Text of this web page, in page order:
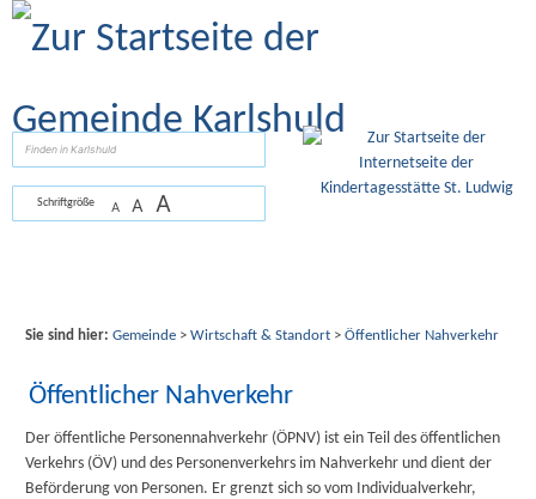
Zum Inhalt
Schriftgröße A A A
Sie sind hier: Gemeinde> Wirtschaft & Standort> Öffentlicher Nahverkehr
Öffentlicher Nahverkehr
Der öffentliche Personennahverkehr (ÖPNV) ist ein Teil des öffentlichen
Verkehrs (ÖV) und des Personenverkehrs im Nahverkehr und dient der
Beförderung von Personen. Er grenzt sich so vom Individualverkehr,